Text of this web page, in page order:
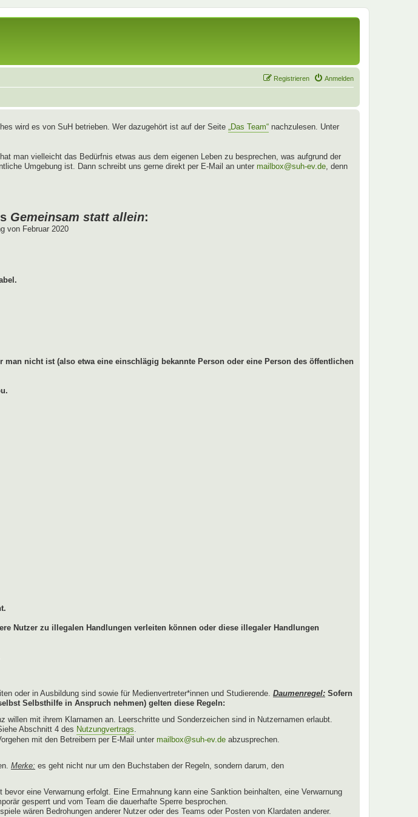
Anmelden
Registrieren
wird es von SuH betrieben. Wer dazugehört ist auf der Seite „Das Team“ nachzulesen. Unter
man vielleicht das Bedürfnis etwas aus dem eigenen Leben zu besprechen, was aufgrund der
Umgebung ist. Dann schreibt uns gerne direkt per E-Mail an unter mailbox@suh-ev.de , denn
Gemeinsam statt allein:
von Februar 2020
nicht ist (also etwa eine einschlägig bekannte Person oder eine Person des öffentlichen
Nutzer zu illegalen Handlungen verleiten können oder diese illegaler Handlungen
oder in Ausbildung sind sowie für Medienvertreter*innen und Studierende. Daumenregel: Sofern
Selbsthilfe in Anspruch nehmen) gelten diese Regeln:
willen mit ihrem Klarnamen an. Leerschritte und Sonderzeichen sind in Nutzernamen erlaubt.
Abschnitt 4 des Nutzungvertrags
mit den Betreibern per E-Mail unter mailbox@suh-ev.de abzusprechen.
Merke: es geht nicht nur um den Buchstaben der Regeln, sondern darum, den
eine Verwarnung erfolgt. Eine Ermahnung kann eine Sanktion beinhalten, eine Verwarnung
gesperrt und vom Team die dauerhafte Sperre besprochen.
wären Bedrohungen anderer Nutzer oder des Teams oder Posten von Klardaten anderer.